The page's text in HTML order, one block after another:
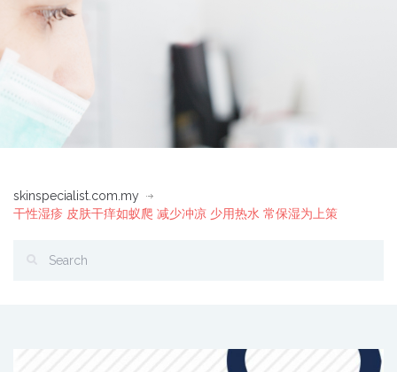
skinspecialist.com.my
干性湿疹 皮肤干痒如蚁爬 减少冲凉 少用热水 常保湿为上策